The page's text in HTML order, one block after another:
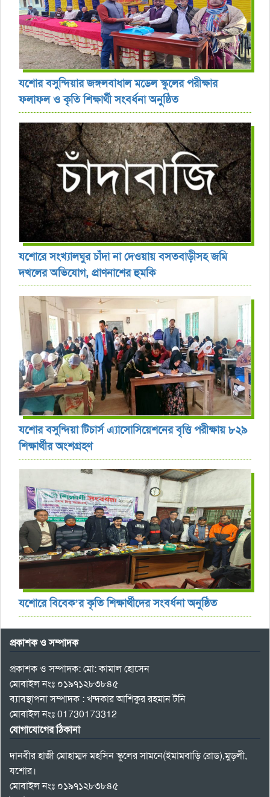
যশোর বসুন্দিয়ার জঙ্গলবাধাল মডেল স্কুলের পরীক্ষার
ফলাফল ও কৃতি শিক্ষার্থী সংবর্ধনা অনুষ্ঠিত
যশোরে সংখ্যালঘুর চাঁদা না দেওয়ায় বসতবাড়ীসহ জমি
দখলের অভিযোগ, প্রাণনাশের হুমকি
যশোর বসুন্দিয়া টিচার্স এ্যাসোসিয়েশনের বৃত্তি পরীক্ষায় ৮২৯
শিক্ষার্থীর অংশগ্রহণ
যশোরে বিবেক’র কৃতি শিক্ষার্থীদের সংবর্ধনা অনুষ্ঠিত
প্রকাশক ও সম্পাদক
প্রকাশক ও সম্পাদক: মো: কামাল হোসেন
মোবাইল নংঃ ০১৯৭১২৮৩৮৪৫
ব্যাবস্থাপনা সম্পাদক : খন্দকার আশিকুর রহমান টনি
মোবাইল নংঃ 01730173312
যোগাযোগের ঠিকানা
দানবীর হাজী মোহাম্মদ মহসিন স্কুলের সামনে(ইমামবাড়ি রোড),মুড়লী,
যশোর।
মোবাইল নংঃ ০১৯৭১২৮৩৮৪৫